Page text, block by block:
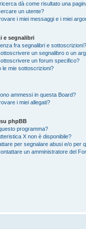
dà come risultato una
un utente?
i miei messaggi e i miei
e segnalibri
fra segnalibri e sottoscrizioni?
un segnalibro o un
un forum specifico?
le mie sottoscrizioni?
ammessi in questa Board?
i miei allegati?
phpBB
programma?
X non è disponibile?
per segnalare abusi e/o per
un amministratore del